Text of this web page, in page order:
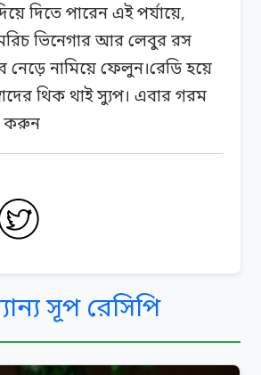
দিতে পারেন এই পর্যায়ে,
ভিনেগার আর লেবুর রস
নেড়ে নামিয়ে ফেলুন।রেডি হয়ে
থিক থাই স্যুপ। এবার গরম
করুন
সূপ রেসিপি